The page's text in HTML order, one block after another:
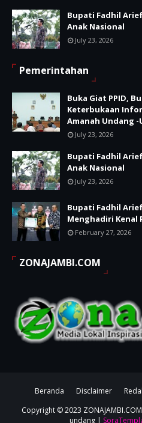
Bupati Fadhil
Anak Nasional
July 23, 2026
Pemerintahan
Buka Giat PPID,
Keterbukaan
Amanah Undang -
July 23, 2026
Bupati Fadhil
Anak Nasional
July 23, 2026
Bupati Fadhil
Menghadiri Kenal
February 27, 2026
ZONAJAMBI.COM
Beranda Disclaimer
Copyright © 2023 ZONAJAMBI.COM
undang |